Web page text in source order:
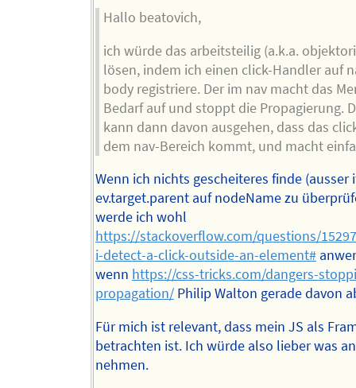
Hallo beatovich,
ich würde das arbeitsteilig (a.k.a.
lösen, indem ich einen click-Handler auf
body registriere. Der im nav macht das
Bedarf auf und stoppt die Propagierung.
kann dann davon ausgehen, dass das
dem nav-Bereich kommt, und macht
Wenn ich nichts gescheiteres finde (ausser
ev.target.parent auf nodeName zu
werde ich wohl
https://stackoverflow.com/questions/
i-detect-a-click-outside-an-element#
wenn https://css-tricks.com/dangers-
propagation/Philip Walton gerade davon
Für mich ist relevant, dass mein JS als
betrachten ist. Ich würde also lieber was
nehmen.